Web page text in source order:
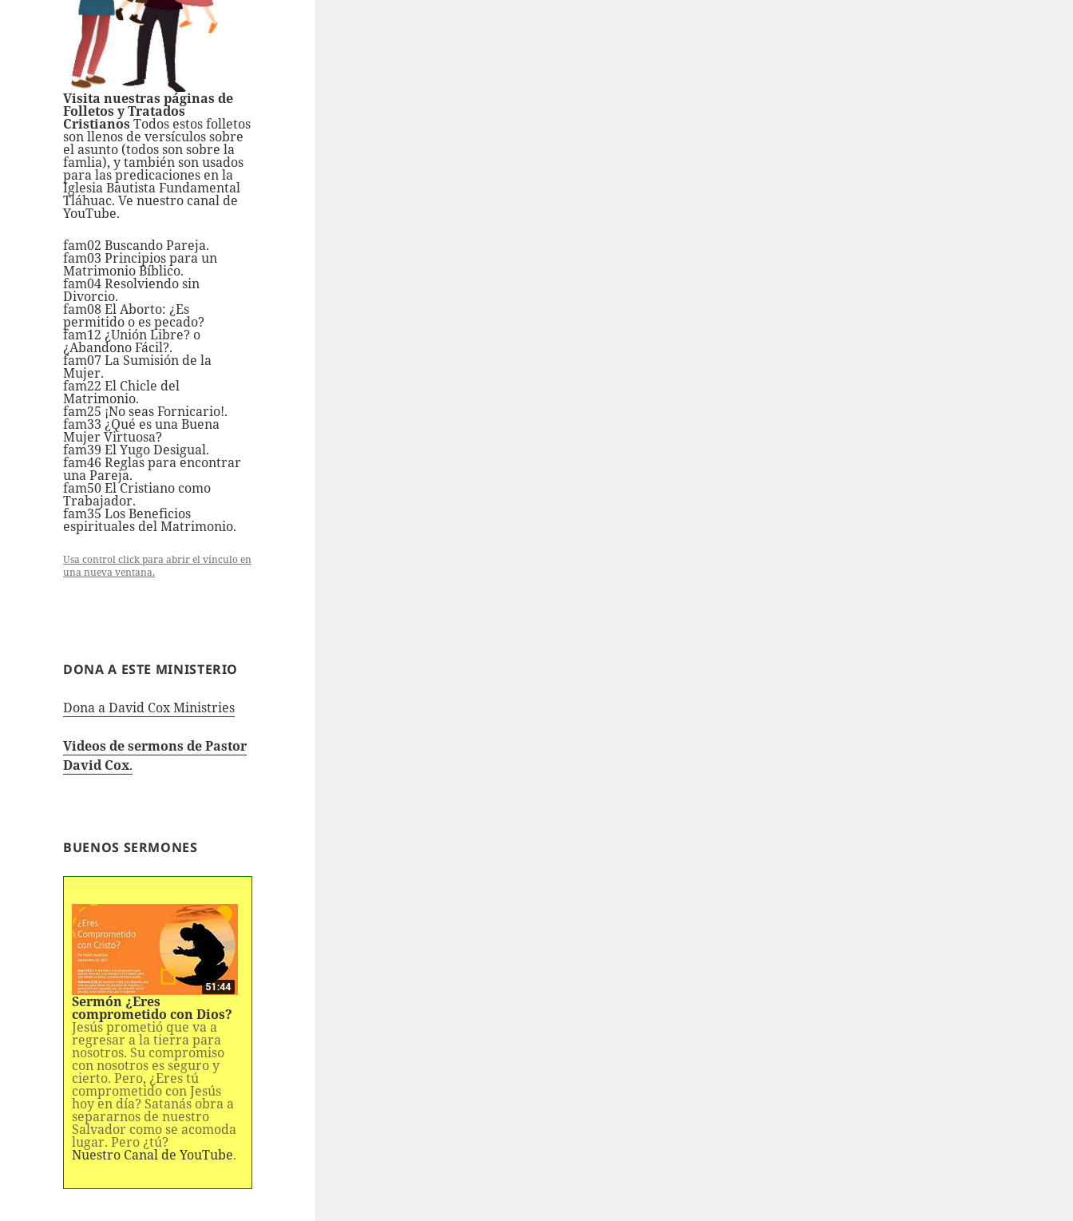
Visita nuestras páginas de
Folletos y Tratados
Cristianos Todos estos folletos
son llenos de versículos sobre
el asunto (todos son sobre la
famlia), y también son usados
para las predicaciones en la
Iglesia Bautista Fundamental
Tláhuac. Ve nuestro canal de
YouTube.
fam02 Buscando Pareja.
fam03 Principios para un
Matrimonio Bíblico.
fam04 Resolviendo sin
Divorcio.
fam08 El Aborto: ¿Es
permitido o es pecado?
fam12 ¿Unión Libre? o
¿Abandono Fácil?.
fam07 La Sumisión de la
Mujer.
fam22 El Chicle del
Matrimonio.
fam25 ¡No seas Fornicario!.
fam33 ¿Qué es una Buena
Mujer Virtuosa?
fam39 El Yugo Desigual.
fam46 Reglas para encontrar
una Pareja.
fam50 El Cristiano como
Trabajador.
fam35 Los Beneficios
espirituales del Matrimonio.
Usa control click para abrir el vínculo en
una nueva ventana.
DONA A ESTE MINISTERIO
Dona a David Cox Ministries
Videos de sermons de Pastor
David Cox.
BUENOS SERMONES
Sermón ¿Eres
comprometido con Dios?
Jesús prometió que va a
regresar a la tierra para
nosotros. Su compromiso
con nosotros es seguro y
cierto. Pero, ¿Eres tú
comprometido con Jesús
hoy en día? Satanás obra a
separarnos de nuestro
Salvador como se acomoda
lugar. Pero ¿tú?
Nuestro Canal de YouTube.